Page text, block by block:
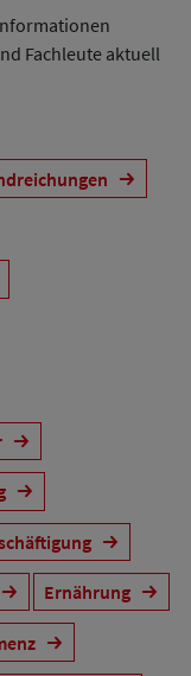
Fachleute aktuell
Ernährung